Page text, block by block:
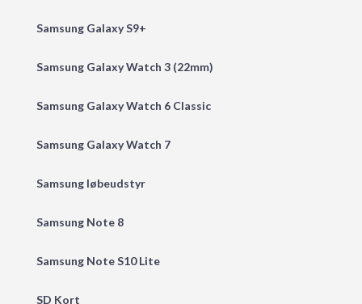
Samsung Galaxy S9+
Samsung Galaxy Watch 3 (22mm)
Samsung Galaxy Watch 6 Classic
Samsung Galaxy Watch 7
Samsung løbeudstyr
Samsung Note 8
Samsung Note S10 Lite
SD Kort